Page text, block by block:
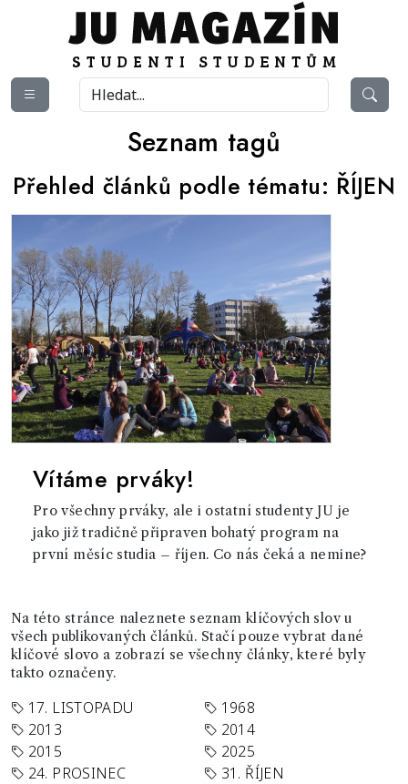
Seznam tagů
Přehled článků podle tématu: ŘÍJEN
Vítáme prváky!
Pro všechny prváky, ale i ostatní studenty JU je
jako již tradičně připraven bohatý program na
první měsíc studia – říjen. Co nás čeká a nemine?
Na této stránce naleznete seznam klíčových slov u
všech publikovaných článků. Stačí pouze vybrat dané
klíčové slovo a zobrazí se všechny články, které byly
takto označeny.
17. LISTOPADU
1968
2013
2014
2015
2025
24. PROSINEC
31. ŘÍJEN